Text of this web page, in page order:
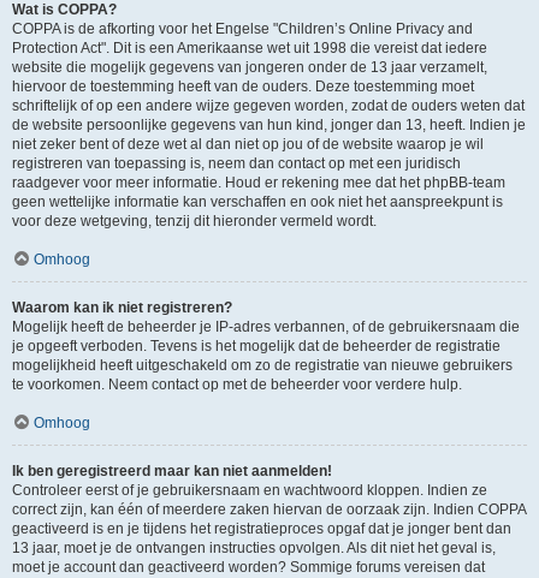
Wat is COPPA?
COPPA is de afkorting voor het Engelse "Children’s Online Privacy and
Protection Act". Dit is een Amerikaanse wet uit 1998 die vereist dat iedere
website die mogelijk gegevens van jongeren onder de 13 jaar verzamelt,
hiervoor de toestemming heeft van de ouders. Deze toestemming moet
schriftelijk of op een andere wijze gegeven worden, zodat de ouders weten dat
de website persoonlijke gegevens van hun kind, jonger dan 13, heeft. Indien je
niet zeker bent of deze wet al dan niet op jou of de website waarop je wil
registreren van toepassing is, neem dan contact op met een juridisch
raadgever voor meer informatie. Houd er rekening mee dat het phpBB-team
geen wettelijke informatie kan verschaffen en ook niet het aanspreekpunt is
voor deze wetgeving, tenzij dit hieronder vermeld wordt.
Omhoog
Waarom kan ik niet registreren?
Mogelijk heeft de beheerder je IP-adres verbannen, of de gebruikersnaam die
je opgeeft verboden. Tevens is het mogelijk dat de beheerder de registratie
mogelijkheid heeft uitgeschakeld om zo de registratie van nieuwe gebruikers
te voorkomen. Neem contact op met de beheerder voor verdere hulp.
Omhoog
Ik ben geregistreerd maar kan niet aanmelden!
Controleer eerst of je gebruikersnaam en wachtwoord kloppen. Indien ze
correct zijn, kan één of meerdere zaken hiervan de oorzaak zijn. Indien COPPA
geactiveerd is en je tijdens het registratieproces opgaf dat je jonger bent dan
13 jaar, moet je de ontvangen instructies opvolgen. Als dit niet het geval is,
moet je account dan geactiveerd worden? Sommige forums vereisen dat